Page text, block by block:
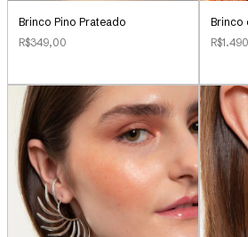
Brinco Pino Prateado
R$349,00
Brinco